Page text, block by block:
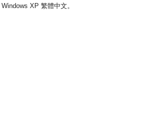
XP 繁體中文。